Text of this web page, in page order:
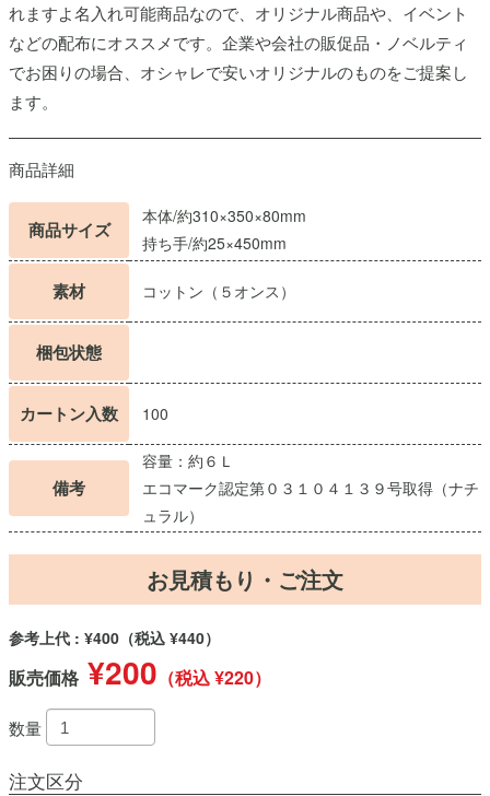
れますよ名入れ可能商品なので、オリジナル商品や、イベント
などの配布にオススメです。企業や会社の販促品・ノベルティ
でお困りの場合、オシャレで安いオリジナルのものをご提案し
ます。
商品詳細
商品サイズ
本体/約310×350×80mm
持ち手/約25×450mm
素材 コットン（５オンス）
梱包状態
カートン入数 100
備考
容量：約６Ｌ
エコマーク認定第０３１０４１３９号取得（ナチ
ュラル）
お見積もり・ご注文
参考上代 : ¥400 （税込 ¥440）
販売価格 ¥200 （税込 ¥220）
数量
注文区分